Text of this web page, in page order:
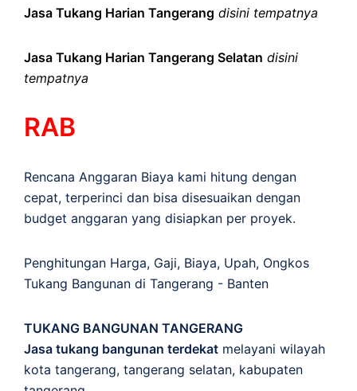
Jasa Tukang Harian Tangerang disini tempatnya
Jasa Tukang Harian Tangerang Selatan disini
tempatnya
RAB
Rencana Anggaran Biaya kami hitung dengan
cepat, terperinci dan bisa disesuaikan dengan
budget anggaran yang disiapkan per proyek.
Penghitungan Harga, Gaji, Biaya, Upah, Ongkos
Tukang Bangunan di Tangerang - Banten
TUKANG BANGUNAN TANGERANG
Jasa tukang bangunan terdekat melayani wilayah
kota tangerang, tangerang selatan, kabupaten